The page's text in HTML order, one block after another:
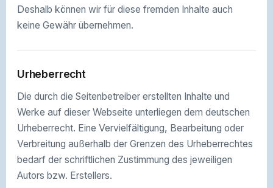
Deshalb können wir für diese fremden Inhalte auch
keine Gewähr übernehmen.
Urheberrecht
Die durch die Seitenbetreiber erstellten Inhalte und
Werke auf dieser Webseite unterliegen dem deutschen
Urheberrecht. Eine Vervielfältigung, Bearbeitung oder
Verbreitung außerhalb der Grenzen des Urheberrechtes
bedarf der schriftlichen Zustimmung des jeweiligen
Autors bzw. Erstellers.